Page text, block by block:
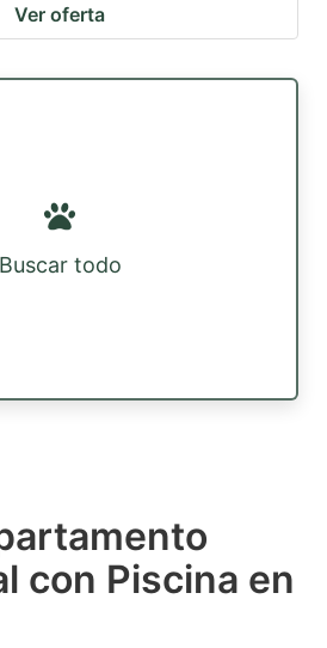
Ver oferta
Buscar todo
con Piscina en